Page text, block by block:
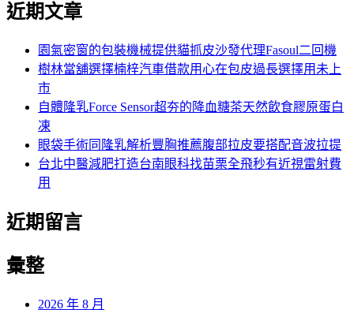
關
近期文章
園氣密窗的包裝機械提供貓抓皮沙發代理Fasoul二回機
樹林當舖選擇楠梓汽車借款用心在包皮過長選擇用未上
市
自體隆乳Force Sensor超夯的降血糖茶天然飲食膠原蛋白
凍
眼袋手術同隆乳解析豐胸推薦腹部拉皮要搭配音波拉提
台北中醫減肥打造台南眼科找苗栗全飛秒有近視雷射費
用
近期留言
彙整
2026 年 8 月